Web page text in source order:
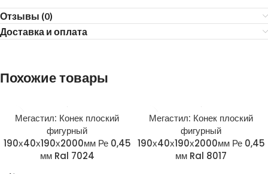
Отзывы (0)
Доставка и оплата
Похожие товары
Мегастил: Конек плоский
фигурный
190х40х190х2000мм Ре 0,45
мм Ral 7024
Мегастил: Конек плоский
фигурный
190х40х190х2000мм Ре 0,45
мм Ral 8017